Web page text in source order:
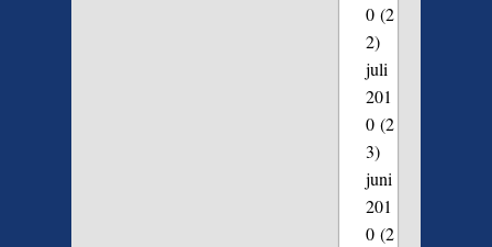
0(2
2)
juli
201
0(2
3)
juni
201
0(2